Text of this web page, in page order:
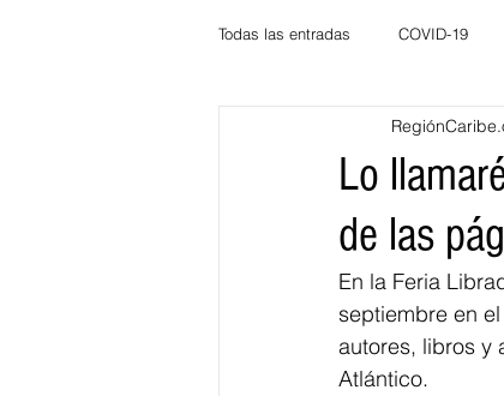
Todas las entradas COVID-19
Atlántico
Bloggeros
Educación
Lo
de las
En la Feria
septiembre en
autores, libros y
Atlántico.